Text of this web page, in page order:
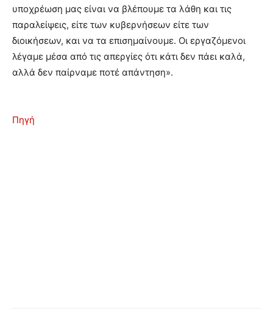
υποχρέωση μας είναι να βλέπουμε τα λάθη και τις
παραλείψεις, είτε των κυβερνήσεων είτε των
διοικήσεων, και να τα επισημαίνουμε. Οι εργαζόμενοι
λέγαμε μέσα από τις απεργίες ότι κάτι δεν πάει καλά,
αλλά δεν παίρναμε ποτέ απάντηση».
Πηγή